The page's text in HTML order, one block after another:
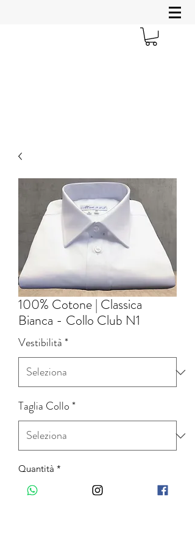
100% Cotone | Classica
Bianca - Collo Club N1
Vestibilità*
Taglia Collo*
Quantità *